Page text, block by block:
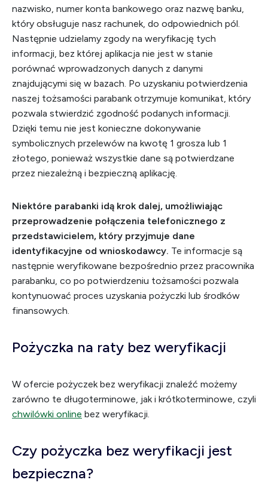
nazwisko, numer konta bankowego oraz nazwę banku,
który obsługuje nasz rachunek, do odpowiednich pól.
Następnie udzielamy zgody na weryfikację tych
informacji, bez której aplikacja nie jest w stanie
porównać wprowadzonych danych z danymi
znajdującymi się w bazach. Po uzyskaniu potwierdzenia
naszej tożsamości parabank otrzymuje komunikat, który
pozwala stwierdzić zgodność podanych informacji.
Dzięki temu nie jest konieczne dokonywanie
symbolicznych przelewów na kwotę 1 grosza lub 1
złotego, ponieważ wszystkie dane są potwierdzane
przez niezależną i bezpieczną aplikację.
Niektóre parabanki idą krok dalej, umożliwiając
przeprowadzenie połączenia telefonicznego z
przedstawicielem, który przyjmuje dane
identyfikacyjne od wnioskodawcy. Te informacje są
następnie weryfikowane bezpośrednio przez pracownika
parabanku, co po potwierdzeniu tożsamości pozwala
kontynuować proces uzyskania pożyczki lub środków
finansowych.
Pożyczka na raty bez weryfikacji
W ofercie pożyczek bez weryfikacji znaleźć możemy
zarówno te długoterminowe, jak i krótkoterminowe, czyli
chwilówki online bez weryfikacji.
Czy pożyczka bez weryfikacji jest
bezpieczna?